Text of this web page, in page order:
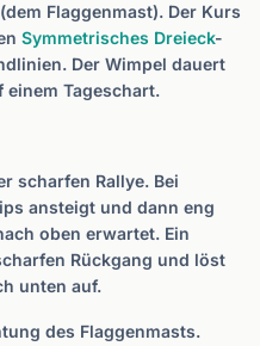
Flaggenmast). Der Kurs
Symmetrisches Dreieck-
Der Wimpel dauert
einem Tageschart.
scharfen Rallye. Bei
ansteigt und dann eng
oben erwartet. Ein
Rückgang und löst
unten auf.
des Flaggenmasts.